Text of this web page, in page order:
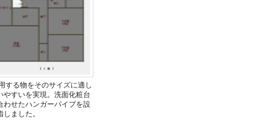
する物をそのサイズに適し
すいを実現。洗面化粧台
わせたハンガーパイプを設
ました。